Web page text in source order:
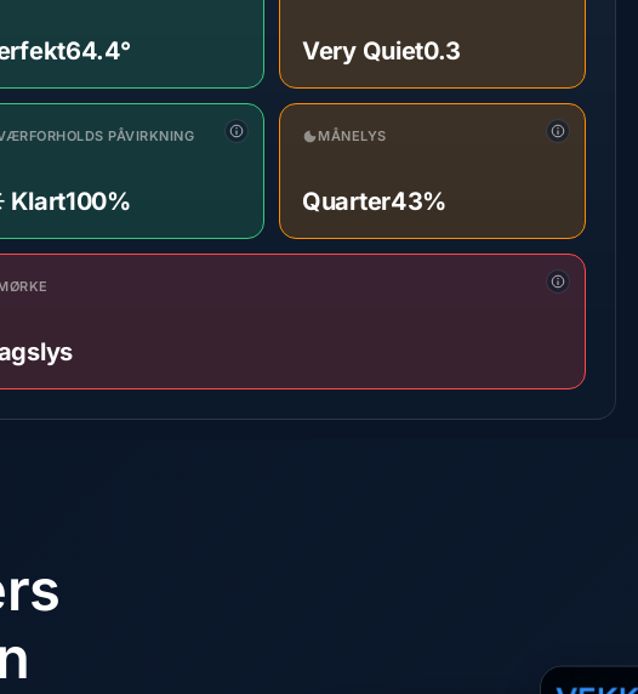
64.4° Very Quiet0.3
PÅVIRKNING
100%
MÅNELYS
Quarter43%